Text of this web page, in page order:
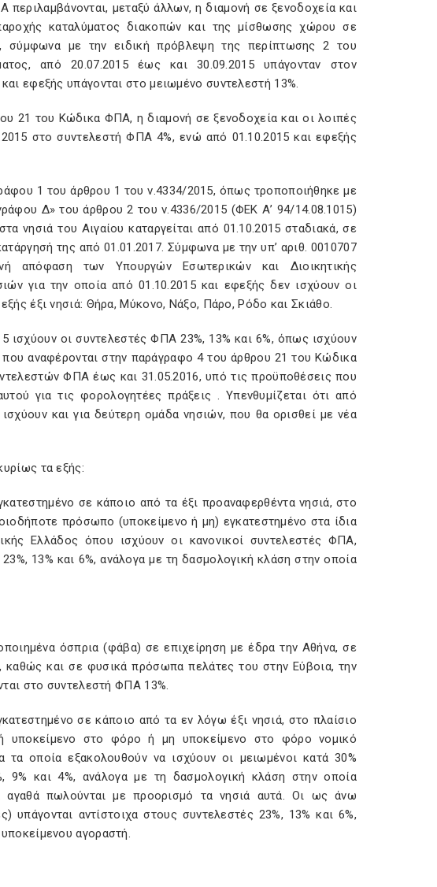
μεταξύ άλλων, η διαμονή σε ξενοδοχεία και
καταλύματος διακοπών και της μίσθωσης χώρου σε
σύμφωνα με την ειδική πρόβλεψη της περίπτωσης 2 του
από 20.07.2015 έως και 30.09.2015 υπάγονταν στον
εφεξής υπάγονται στο μειωμένο συντελεστή 13%.
21 του Κώδικα ΦΠΑ, η διαμονή σε ξενοδοχεία και οι λοιπές
στο συντελεστή ΦΠΑ 4%, ενώ από 01.10.2015 και εφεξής
1 του άρθρου 1 του ν.4334/2015, όπως τροποποιήθηκε με
Δ» του άρθρου 2 του ν.4336/2015 (ΦΕΚ Α’ 94/14.08.1015)
νησιά του Αιγαίου καταργείται από 01.10.2015 σταδιακά, σε
της από 01.01.2017. Σύμφωνα με την υπ’ αριθ. 0010707
απόφαση των Υπουργών Εσωτερικών και Διοικητικής
για την οποία από 01.10.2015 και εφεξής δεν ισχύουν οι
έξι νησιά: Θήρα, Μύκονο, Νάξο, Πάρο, Ρόδο και Σκιάθο.
ισχύουν οι συντελεστές ΦΠΑ 23%, 13% και 6%, όπως ισχύουν
αναφέρονται στην παράγραφο 4 του άρθρου 21 του Κώδικα
ΦΠΑ έως και 31.05.2016, υπό τις προϋποθέσεις που
για τις φορολογητέες πράξεις . Υπενθυμίζεται ότι από
και για δεύτερη ομάδα νησιών, που θα ορισθεί με νέα
τα εξής:
σε κάποιο από τα έξι προαναφερθέντα νησιά, στο
πρόσωπο (υποκείμενο ή μη) εγκατεστημένο στα ίδια
Ελλάδος όπου ισχύουν οι κανονικοί συντελεστές ΦΠΑ,
13% και 6%, ανάλογα με τη δασμολογική κλάση στην οποία
όσπρια (φάβα) σε επιχείρηση με έδρα την Αθήνα, σε
καθώς και σε φυσικά πρόσωπα πελάτες του στην Εύβοια, την
στο συντελεστή ΦΠΑ 13%.
σε κάποιο από τα εν λόγω έξι νησιά, στο πλαίσιο
υποκείμενο στο φόρο ή μη υποκείμενο στο φόρο νομικό
οποία εξακολουθούν να ισχύουν οι μειωμένοι κατά 30%
9% και 4%, ανάλογα με τη δασμολογική κλάση στην οποία
αγαθά πωλούνται με προορισμό τα νησιά αυτά. Οι ως άνω
αντίστοιχα στους συντελεστές 23%, 13% και 6%,
αγοραστή.